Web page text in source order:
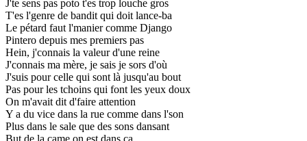
J'te sens pas poto t'es trop louche gros
T'es l'genre de bandit qui doit lance-ba
Le pétard faut l'manier comme Django
Pintero depuis mes premiers pas
Hein, j'connais la valeur d'une reine
J'connais ma mère, je sais je sors d'où
J'suis pour celle qui sont là jusqu'au bout
Pas pour les tchoins qui font les yeux doux
On m'avait dit d'faire attention
Y a du vice dans la rue comme dans l'son
Plus dans le sale que des sons dansant
But de la came on est dans ça